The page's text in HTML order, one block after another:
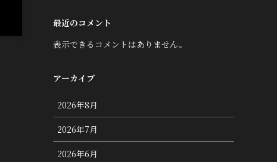
最近のコメント
表示できるコメントはありません。
アーカイブ
2026年8月
2026年7月
2026年6月